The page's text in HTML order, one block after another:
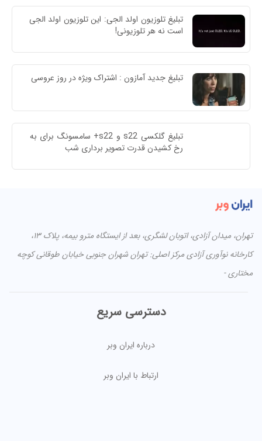
تبلیغ تلوزیون اولد الجی: این تلوزیون اولد الجی
است نه هر تلوزیونی!
تبلیغ جدید آمازون : اشتراک ویژه در روز عروسی
تبلیغ گلکسی s22 و s22+ سامسونگ برای به
رخ کشیدن قدرت تصویر برداری شب
تهران، میدان آزادی، اتوبان لشگری، بعد از ایستگاه مترو بیمه، پلاک ۱۳،
کارخانه نوآوری آزادی مرکز اصلی: تهران شهران جنوبی خیابان طوقانی کوچه
مختاری -
دسترسی سریع
درباره ایران وبر
ارتباط با ایران وبر